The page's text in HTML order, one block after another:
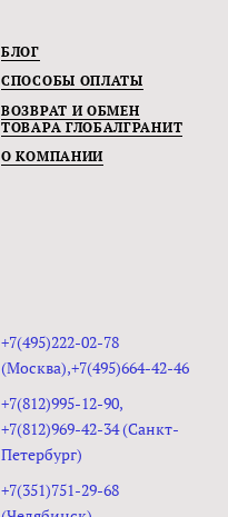
БЛОГ
СПОСОБЫ ОПЛАТЫ
ВОЗВРАТ И ОБМЕН
ТОВАРА ГЛОБАЛГРАНИТ
О КОМПАНИИ
+7(495)222-02-78
(Москва),+7(495)664-42-46
+7(812)995-12-90,
+7(812)969-42-34 (Санкт-
Петербург)
+7(351)751-29-68